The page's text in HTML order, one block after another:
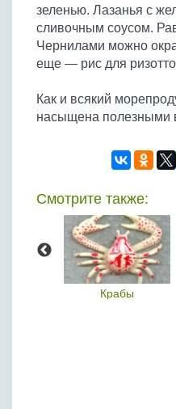
зеленью. Лазанья с
сливочным соусом.
Чернилами можно
еще — рис для
Как и всякий
насыщена полезными
Смотрите также:
Крабы